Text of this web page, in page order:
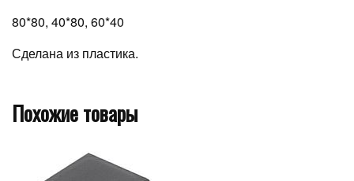
80*80, 40*80, 60*40
Сделана из пластика.
Похожие товары